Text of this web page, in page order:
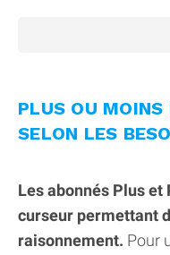
PLUS OU MOINS
SELON LES
Les abonnés Plus et
curseur permettant
raisonnement. Pour